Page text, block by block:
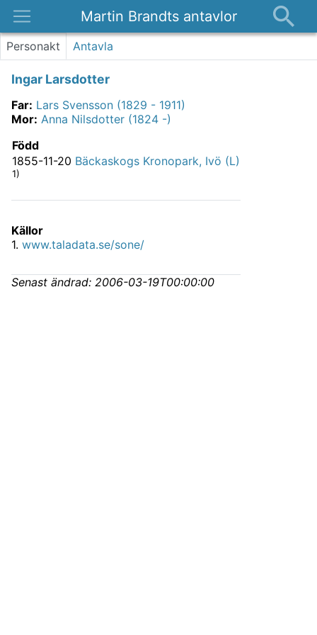
Martin Brandts antavlor
Platser
Om
Kontakt
Personakt Antavla
Ingar Larsdotter
Far: Lars Svensson (1829 - 1911)
Mor: Anna Nilsdotter (1824 -)
Född
1855-11-20 Bäckaskogs Kronopark, Ivö (L)
1)
Källor
1. www.taladata.se/sone/
Senast ändrad: 2006-03-19T00:00:00